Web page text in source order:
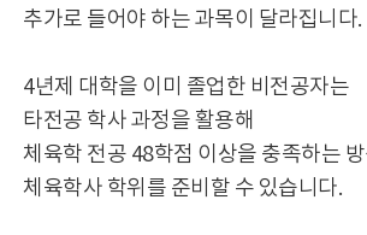
추가로 들어야 하는 과목이 달라집니다.
4년제 대학을 이미 졸업한 비전공자는
타전공 학사 과정을 활용해
체육학 전공 48학점 이상을 충족하는
체육학사 학위를 준비할 수 있습니다.